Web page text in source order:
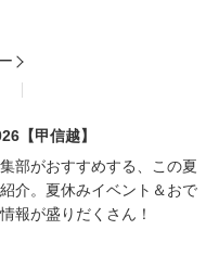
【甲信越】
部がおすすめする、この夏
介。夏休みイベント＆おで
報が盛りだくさん！